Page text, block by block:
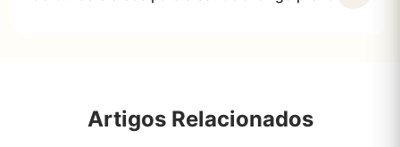
Artigos Relacionados